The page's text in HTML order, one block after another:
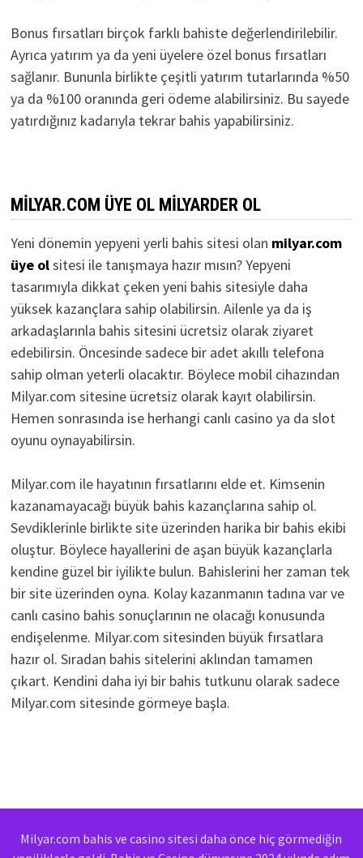
Bonus fırsatları birçok farklı bahiste değerlendirilebilir.
Ayrıca yatırım ya da yeni üyelere özel bonus fırsatları
sağlanır. Bununla birlikte çeşitli yatırım tutarlarında %50
ya da %100 oranında geri ödeme alabilirsiniz. Bu sayede
yatırdığınız kadarıyla tekrar bahis yapabilirsiniz.
MILYAR.COM ÜYE OL MILYARDER OL
Yeni dönemin yepyeni yerli bahis sitesi olan milyar.com
üye olsitesi ile tanışmaya hazır mısın? Yepyeni
tasarımıyla dikkat çeken yeni bahis sitesiyle daha
yüksek kazançlara sahip olabilirsin. Ailenle ya da iş
arkadaşlarınla bahis sitesini ücretsiz olarak ziyaret
edebilirsin. Öncesinde sadece bir adet akıllı telefona
sahip olman yeterli olacaktır. Böylece mobil cihazından
Milyar.com sitesine ücretsiz olarak kayıt olabilirsin.
Hemen sonrasında ise herhangi canlı casino ya da slot
oyunu oynayabilirsin.
Milyar.com ile hayatının fırsatlarını elde et. Kimsenin
kazanamayacağı büyük bahis kazançlarına sahip ol.
Sevdiklerinle birlikte site üzerinden harika bir bahis ekibi
oluştur. Böylece hayallerini de aşan büyük kazançlarla
kendine güzel bir iyilikte bulun. Bahislerini her zaman tek
bir site üzerinden oyna. Kolay kazanmanın tadına var ve
canlı casino bahis sonuçlarının ne olacağı konusunda
endişelenme. Milyar.com sitesinden büyük fırsatlara
hazır ol. Sıradan bahis sitelerini aklından tamamen
çıkart. Kendini daha iyi bir bahis tutkunu olarak sadece
Milyar.com sitesinde görmeye başla.
Milyar.com bahis ve casino sitesi daha önce hiç görmediğin